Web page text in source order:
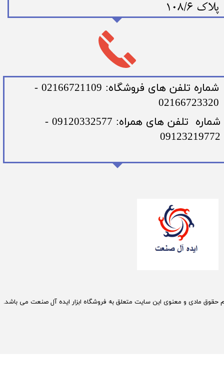
حقوق مادی و معنوی این سایت متعلق به فروشگاه ابزار ایده آل صنعت می باشد.
پلاک 108/6
​شماره تلفن های فروشگاه: 02166721109 -
02166723320
​شماره تلفن های همراه: 09120332577 -
09123219772